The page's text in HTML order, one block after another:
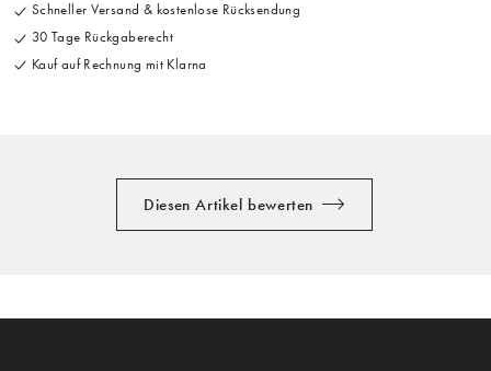
Schneller Versand & kostenlose Rücksendung
30 Tage Rückgaberecht
Kauf auf Rechnung mit Klarna
Diesen Artikel bewerten